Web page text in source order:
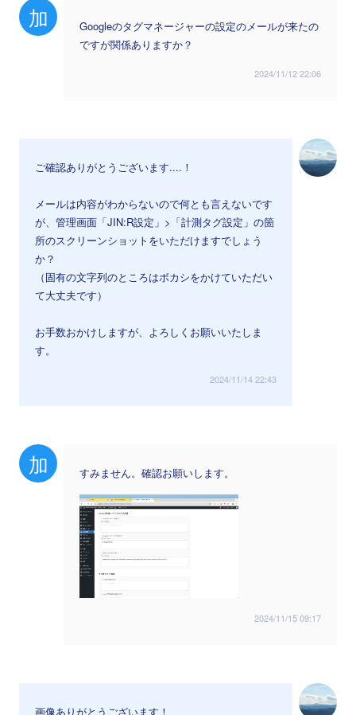
加
Googleのタグマネージャーの設定のメールが来たの
ですが関係ありますか？
2024/11/12 22:06
ご確認ありがとうございます....！
メールは内容がわからないので何とも言えないです
が、管理画面「JIN:R設定」>「計測タグ設定」の箇
所のスクリーンショットをいただけますでしょう
か？
（固有の文字列のところはボカシをかけていただい
て大丈夫です）
お手数おかけしますが、よろしくお願いいたしま
す。
2024/11/14 22:43
加 すみません。確認お願いします。
2024/11/15 09:17
画像ありがとうございます！